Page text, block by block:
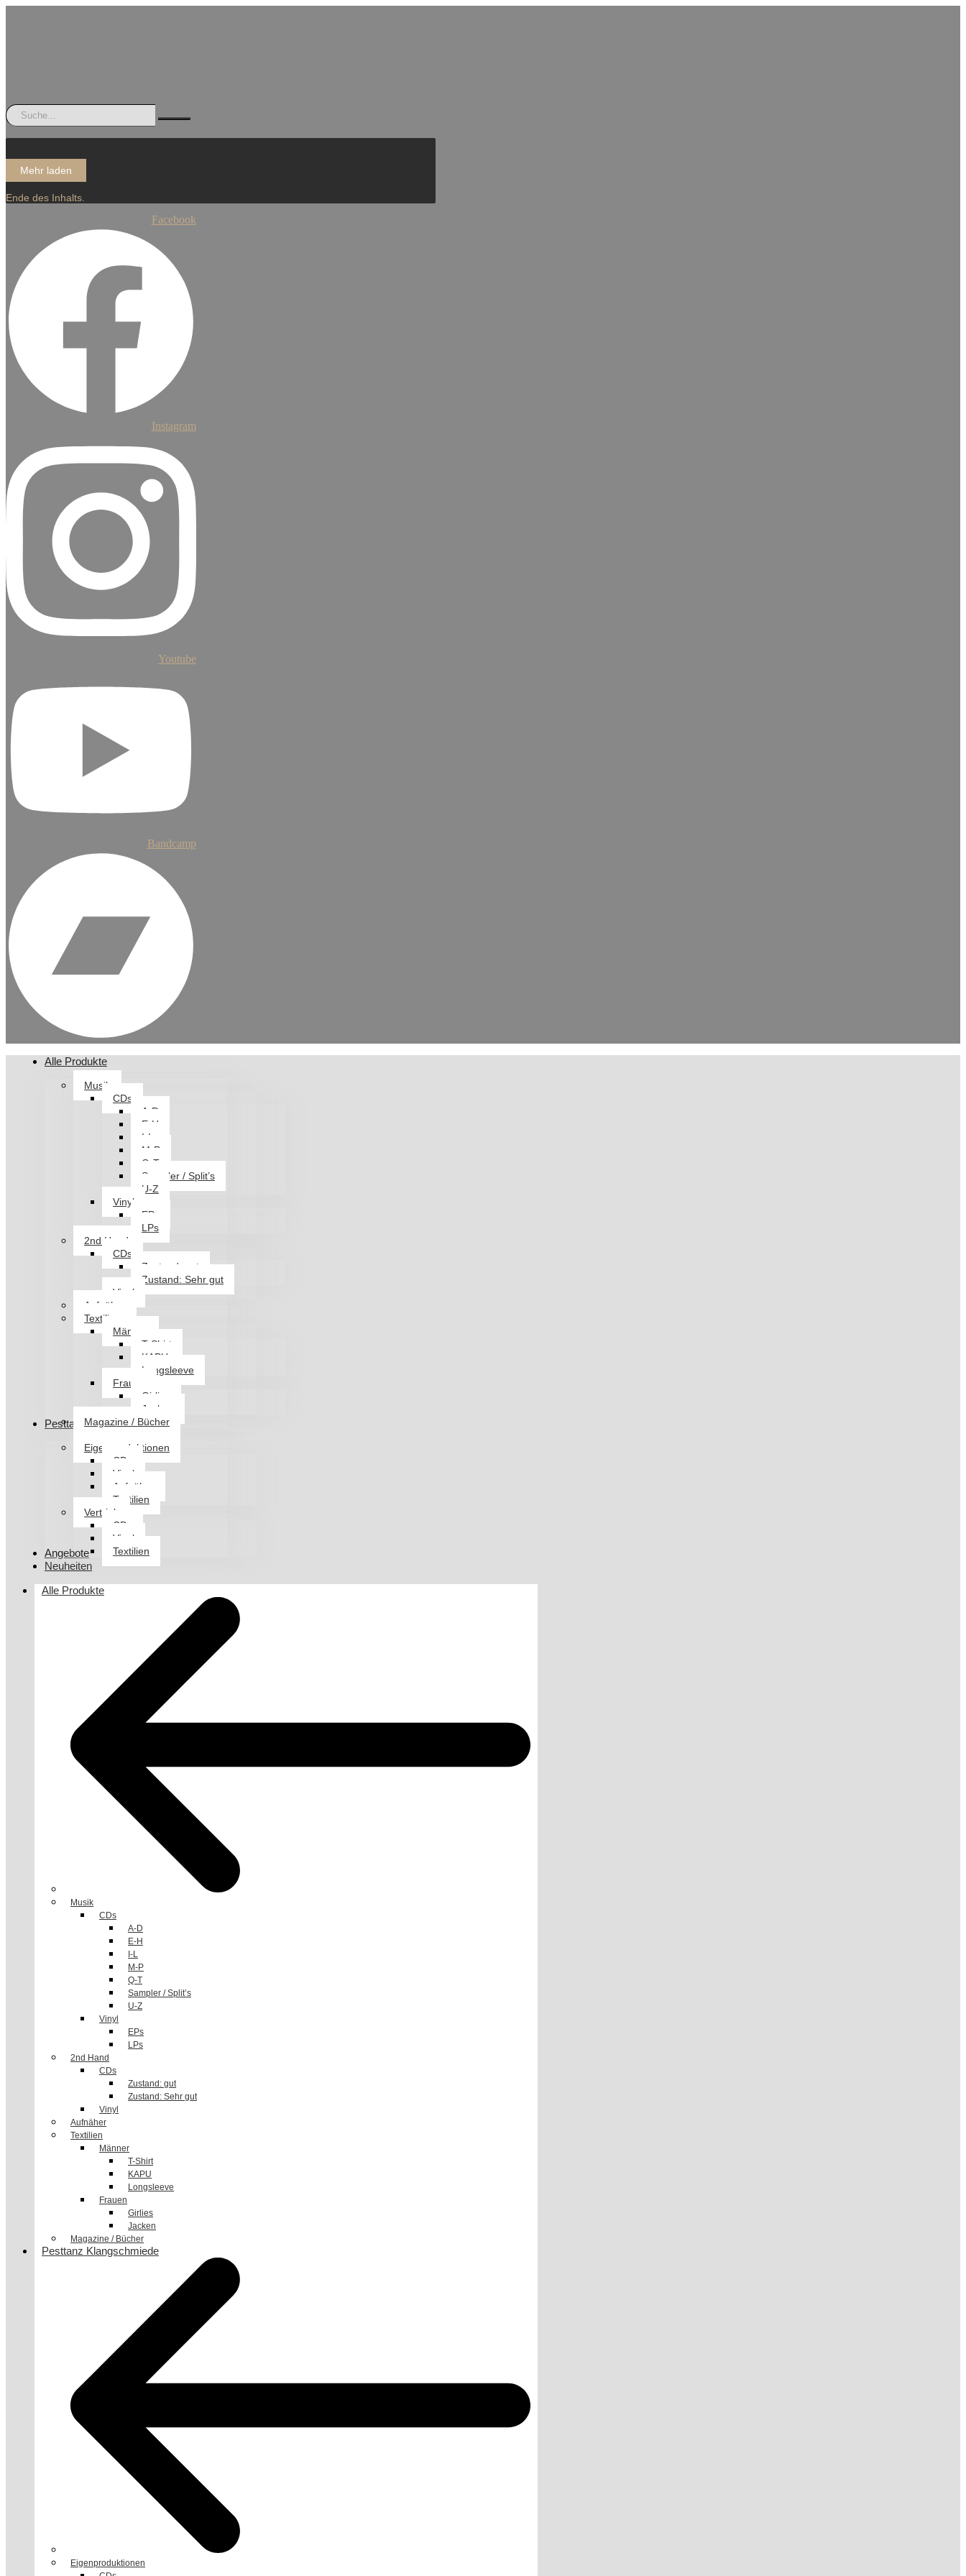
Mehr laden
Ende des Inhalts.
Facebook
Instagram
Youtube
Bandcamp
Alle Produkte
Musik
CDs
A-D
E-H
I-L
M-P
Q-T
Sampler / Split’s
U-Z
Vinyl
EPs
LPs
2nd Hand
CDs
Zustand: gut
Zustand: Sehr gut
Vinyl
Aufnäher
Textilien
Männer
T-Shirt
KAPU
Longsleeve
Frauen
Girlies
Jacken
Magazine / Bücher
Pesttanz Klangschmiede
Eigenproduktionen
CDs
Vinyl
Aufnäher
Textilien
Vertrieb
CDs
Vinyl
Textilien
Angebote
Neuheiten
Alle Produkte
Musik
CDs
A-D
E-H
I-L
M-P
Q-T
Sampler / Split’s
U-Z
Vinyl
EPs
LPs
2nd Hand
CDs
Zustand: gut
Zustand: Sehr gut
Vinyl
Aufnäher
Textilien
Männer
T-Shirt
KAPU
Longsleeve
Frauen
Girlies
Jacken
Magazine / Bücher
Pesttanz Klangschmiede
Eigenproduktionen